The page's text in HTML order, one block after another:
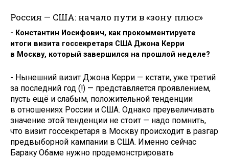
Россия — США: начало пути в «зону плюс»
- Константин Иосифович, как прокомментируете
итоги визита госсекретаря США Джона Керри
в Москву, который завершился на прошлой неделе?
- Нынешний визит Джона Керри — кстати, уже третий
за последний год (!) — представляется проявлением,
пусть ещё и слабым, положительной тенденции
в отношениях России и США. Однако преувеличивать
значение этой тенденции не стоит — надо помнить,
что визит госсекретаря в Москву происходит в разгар
предвыборной кампании в США. Именно сейчас
Бараку Обаме нужно продемонстрировать